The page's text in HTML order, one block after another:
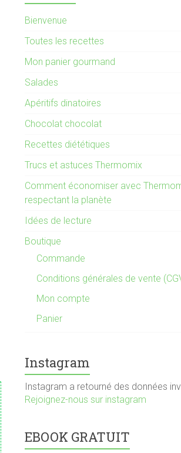
Bienvenue
Toutes les recettes
Mon panier gourmand
Salades
Apéritifs dinatoires
Chocolat chocolat
Recettes diététiques
Trucs et astuces Thermomix
Comment économiser avec
respectant la planète
Idées de lecture
Boutique
Commande
Conditions générales de vente
Mon compte
Panier
Instagram
Instagram a retourné des données
Rejoignez-nous sur instagram
EBOOK GRATUIT